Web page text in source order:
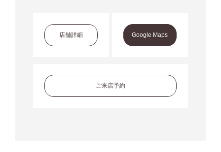
店舗詳細 Google Maps
ご来店予約